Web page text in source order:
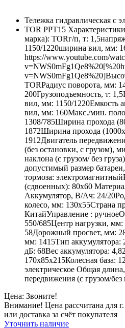
Тележка гидравлическая с
TOR PPT15
марка): TORг/п, т:
1150/1220ширина вил, мм:
https://www.youtube.com/
TORРадиус поворота, мм:
200Грузоподъемность, т:
вил, мм: 1150/1220Емкость
вил, мм: 160Макс./мин.
1308/785Ширина прохода
1872Ширина прохода
1912Двигатель
(без остановки, с грузом),
наклона (с грузом/ без
допустимый размер
тормоза:
(сдвоенных): 80х60
Аккумулятор, В/Ач: 24/
колесо, мм: 130х55Страна
КитайУправление :
550/685Центр нагрузки,
58Дорожный просвет, мм:
мм: 1415Тип
дБ: 68Вес аккумулятора:
170x85x215Колесная база:
электрическое Общая
передвижения (с грузом/без
Цена: Звоните!
Внимание! Цена рассчитана для
или доставка за счёт покупателя
Уточнить наличие